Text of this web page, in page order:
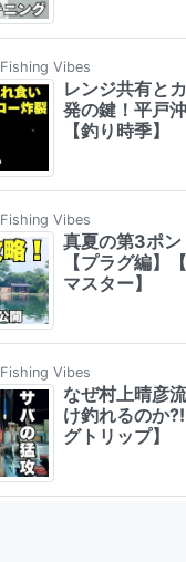
Fishing Vibes
レンジ共有と
発の鍵！平戸
【釣り時季】
Fishing Vibes
真夏の第3ポン
【プラグ編】
マスター】
Fishing Vibes
なぜ村上晴彦
け釣れるのか
グトリップ】